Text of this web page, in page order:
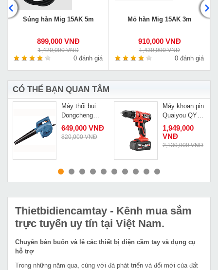
Súng hàn Mig 15AK 5m
899,000 VNĐ
1,420,000 VNĐ
0 đánh giá
Mỏ hàn Mig 15AK 3m
910,000 VNĐ
1,430,000 VNĐ
0 đánh giá
CÓ THỂ BẠN QUAN TÂM
MUA NGAY
Máy thổi bụi
Dongcheng
DQF32
649,000 VNĐ
820,000 VNĐ
MUA NGAY
Máy khoan pin
Quaiyou QY
5220
1,949,000
VNĐ
2,130,000 VNĐ
Thietbidiencamtay - Kênh mua sắm
trực tuyến uy tín tại Việt Nam.
Chuyên bán buôn và lẻ các thiết bị điện cầm tay và dụng cụ
hỗ trợ
Trong những năm qua, cùng với đà phát triển và đổi mới của đất